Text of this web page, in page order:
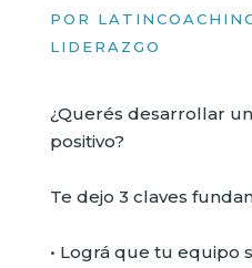
POR
LIDERAZGO
¿Querés desarrollar
positivo?
Te dejo 3 claves
• Lográ que tu equipo